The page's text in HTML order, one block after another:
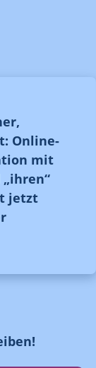
Online-
mit
„ihren“
jetzt